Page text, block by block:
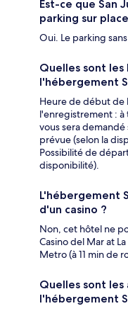
Est-ce que San
parking sur
Oui. Le parking
Quelles sont
l'hébergement
Heure de début de
l'enregistrement :
vous sera
prévue (selon la
Possibilité de
disponibilité).
L'hébergement
d'un casino ?
Non, cet hôtel ne
Casino del Mar at
Metro (à 11 min de
Quelles sont
l'hébergement